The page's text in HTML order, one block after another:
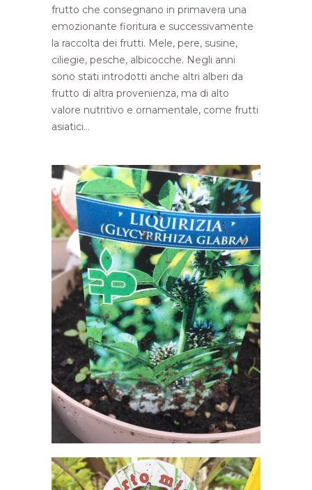
frutto che consegnano in primavera una
emozionante fioritura e successivamente
la raccolta dei frutti. Mele, pere, susine,
ciliegie, pesche, albicocche. Negli anni
sono stati introdotti anche altri alberi da
frutto di altra provenienza, ma di alto
valore nutritivo e ornamentale, come frutti
asiatici…